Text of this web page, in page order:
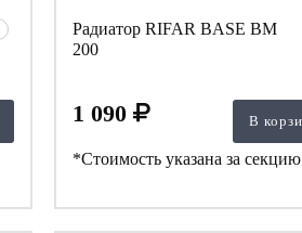
Радиатор RIFAR BASE BM
200
1 090 В
*Стоимость указана за секцию